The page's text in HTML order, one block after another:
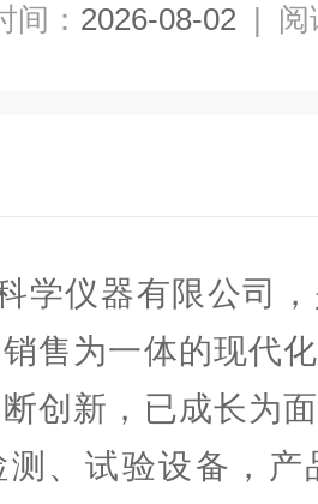
间： 2026-08-02 | 阅
学仪器有限公司
售为一体的现代
创新，已成长为
测、试验设备，